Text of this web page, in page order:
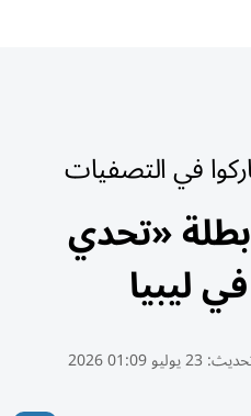
«تحدي
ليبيا
23 يوليو 01:09 2026